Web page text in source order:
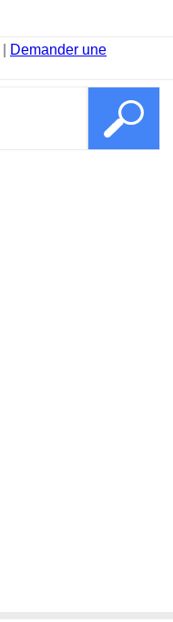
Demander une